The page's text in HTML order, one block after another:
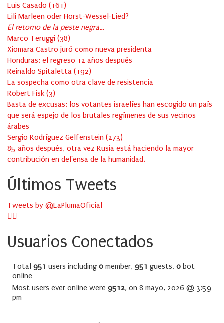
Luis Casado (161 )
Lili Marleen oder Horst-Wessel-Lied?
El retorno de la peste negra…
Marco Teruggi (38)
Xiomara Castro juró como nueva presidenta
Honduras: el regreso 12 años después
Reinaldo Spitaletta (192)
La sospecha como otra clave de resistencia
Robert Fisk (3)
Basta de excusas: los votantes israelíes han escogido un país
que será espejo de los brutales regímenes de sus vecinos
árabes
Sergio Rodríguez Gelfenstein (273)
85 años después, otra vez Rusia está haciendo la mayor
contribución en defensa de la humanidad.
Últimos Tweets
Tweets by @LaPlumaOficial
Usuarios Conectados
Total 951 users including 0 member, 951 guests, 0 bot
online
Most users ever online were 9512, on 8 mayo, 2026 @ 3:59
pm